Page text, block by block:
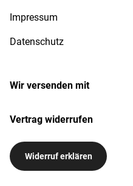
Impressum
Datenschutz
Wir versenden mit
Vertrag widerrufen
Widerruf erklären